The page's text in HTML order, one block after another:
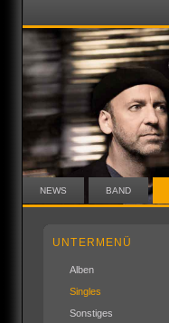
NEWS BAND
UNTERMENÜ
Alben
Singles
Sonstiges